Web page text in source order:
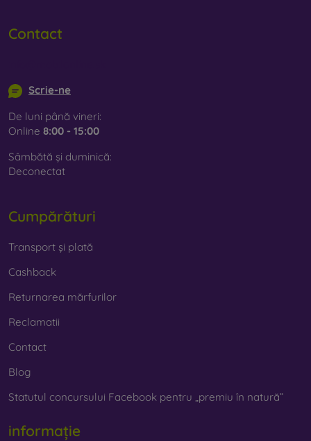
Contact
Scrie-ne
De luni până vineri:
Online 8:00 - 15:00
Sâmbătă și duminică:
Deconectat
Cumpărături
Transport și plată
Cashback
Returnarea mărfurilor
Reclamatii
Contact
Blog
Statutul concursului Facebook pentru „premiu în natură”
informație